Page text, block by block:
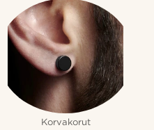
Korvakorut